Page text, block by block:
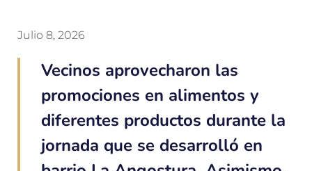
Julio 8, 2026
Vecinos aprovecharon las
promociones en alimentos y
diferentes productos durante la
jornada que se desarrolló en